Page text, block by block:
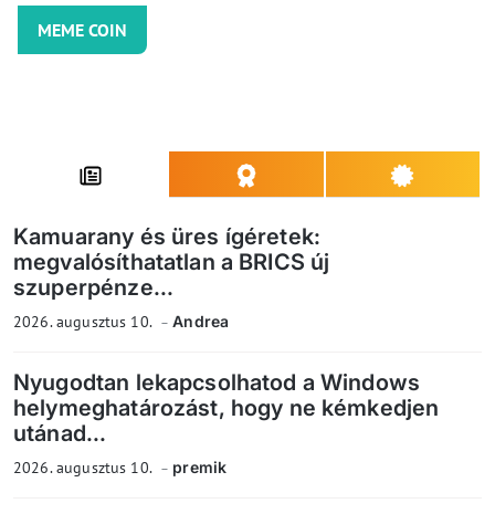
MEME COIN
Kamuarany és üres ígéretek:
megvalósíthatatlan a BRICS új
szuperpénze...
2026. augusztus 10. Andrea
Nyugodtan lekapcsolhatod a Windows
helymeghatározást, hogy ne kémkedjen
utánad...
2026. augusztus 10. premik